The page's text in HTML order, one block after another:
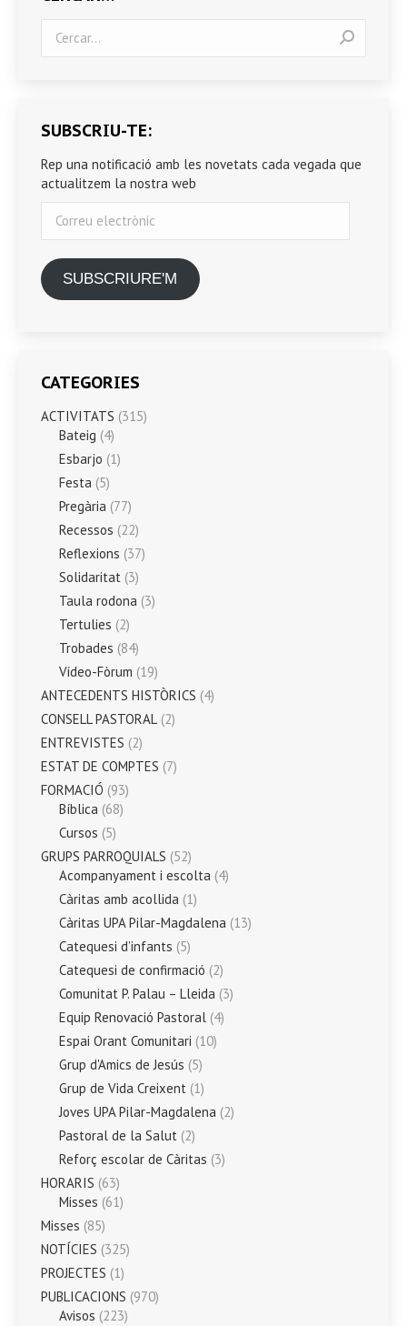
SUBSCRIU-TE:
Rep una notificació amb les novetats cada vegada que
actualitzem la nostra web
electrònic
SUBSCRIURE'M
CATEGORIES
ACTIVITATS (315)
Bateig (4)
Esbarjo (1)
Festa (5)
Pregària (77)
Recessos (22)
Reflexions (37)
Solidaritat (3)
Taula rodona (3)
Tertulies (2)
Trobades (84)
Vídeo-Fòrum (19)
ANTECEDENTS HISTÒRICS (4)
CONSELL PASTORAL (2)
ENTREVISTES (2)
ESTAT DE COMPTES (7)
FORMACIÓ (93)
Bíblica (68)
Cursos (5)
GRUPS PARROQUIALS (52)
Acompanyament i escolta (4)
Càritas amb acollida (1)
Càritas UPA Pilar-Magdalena (13)
Catequesi d’infants (5)
Catequesi de confirmació (2)
Comunitat P. Palau – Lleida (3)
Equip Renovació Pastoral (4)
Espai Orant Comunitari (10)
Grup d'Amics de Jesús (5)
Grup de Vida Creixent (1)
Joves UPA Pilar-Magdalena (2)
Pastoral de la Salut (2)
Reforç escolar de Càritas (3)
HORARIS (63)
Misses (61)
Misses (85)
NOTÍCIES (325)
PROJECTES (1)
PUBLICACIONS (970)
Avisos (223)